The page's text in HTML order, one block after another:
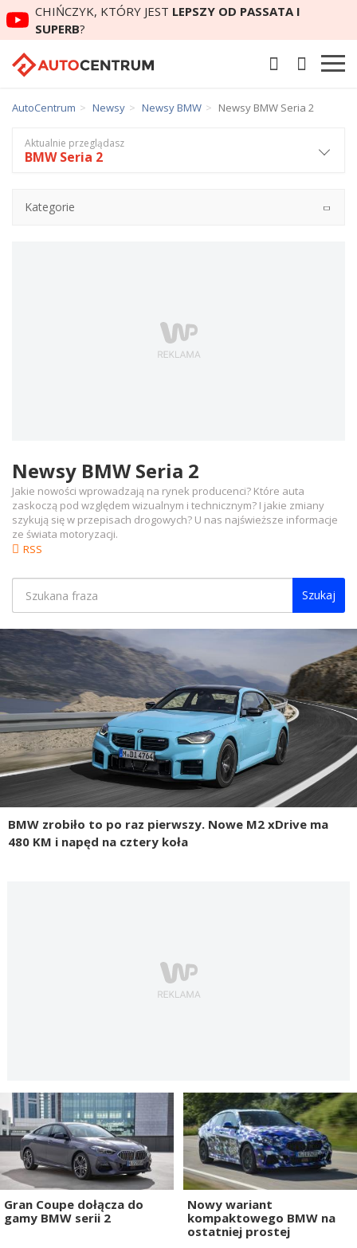
CHIŃCZYK, KTÓRY JEST LEPSZY OD PASSATA I
SUPERB?
AutoCentrum Newsy Newsy BMW Newsy BMW Seria 2
Newsy BMW Seria 2
RSS
Jakie nowości wprowadzają na rynek producenci? Które auta
zaskoczą pod względem wizualnym i technicznym? I jakie zmiany
szykują się w przepisach drogowych? U nas najświeższe informacje
ze świata motoryzacji.
Szukaj
BMW zrobiło to po raz pierwszy. Nowe M2 xDrive ma
480 KM i napęd na cztery koła
Gran Coupe dołącza do
gamy BMW serii 2
Nowy wariant
kompaktowego BMW na
ostatniej prostej
Aktualnie przeglądasz
BMW Seria 2
Kategorie